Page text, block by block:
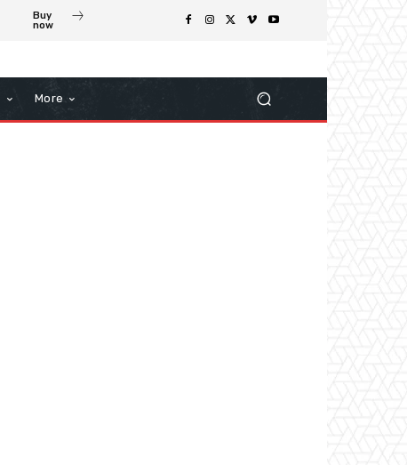
Buy
now
More